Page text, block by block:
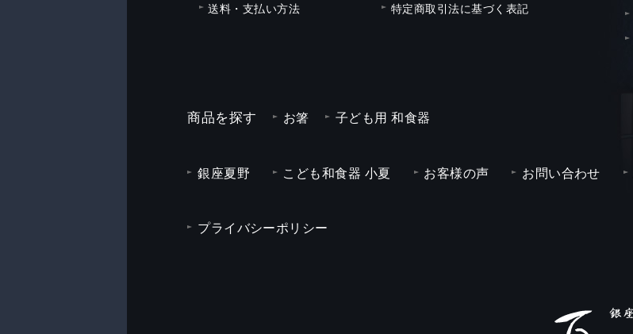
送料・支払い方法
特定商取引法に基づく表記
商品を探す お箸 子ども用 和食器
銀座夏野 こども和食器 小夏 お客様の声 お問い合わせ
プライバシーポリシー